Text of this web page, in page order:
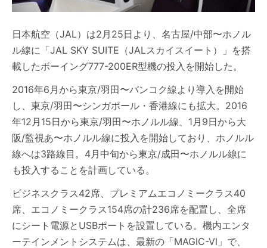
日本航空（JAL）は2月25日より、名古屋/中部〜ホノル
ル線に「JAL SKY SUITE（JALスカイスイート）」を搭
載したボーイング777-200ER型機の投入を開始した。
2016年6月から東京/羽田〜バンコク線より導入を開始
し、東京/羽田〜シンガポール・香港線にも拡大。2016
年12月15日から東京/羽田〜ホノルル線、1月9日から大
阪/監視あ〜ホノルル線に投入を開始しており、ホノルル
線へは3路線目。4月中旬から東京/成田〜ホノルル線に
も投入することを計画している。
ビジネスクラス42席、プレミアムエコノミークラス40
席、エコノミークラス154席の計236席を配置し、全席
にシート電源とUSBポートを設置している。機内エンタ
ーテインメントシステムは、最新の「MAGIC-Ⅵ」で、